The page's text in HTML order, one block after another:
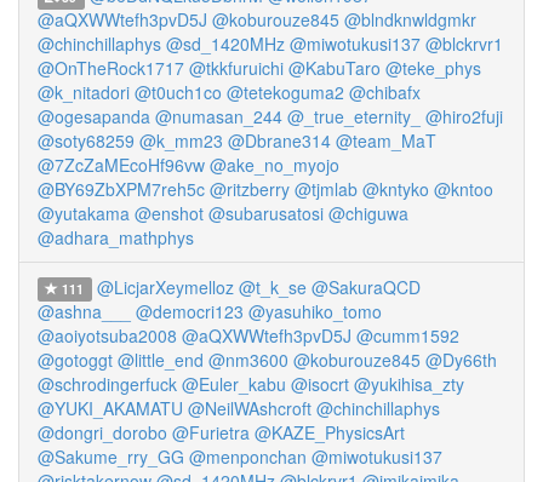
@aQXWWtefh3pvD5J @koburouze845 @blndknwldgmkr
@chinchillaphys @sd_1420MHz @miwotukusi137 @blckrvr1
@OnTheRock1717 @tkkfuruichi @KabuTaro @teke_phys
@k_nitadori @t0uch1co @tetekoguma2 @chibafx
@ogesapanda @numasan_244 @_true_eternity_ @hiro2fuji
@soty68259 @k_mm23 @Dbrane314 @team_MaT
@7ZcZaMEcoHf96vw @ake_no_myojo
@BY69ZbXPM7reh5c @ritzberry @tjmlab @kntyko @kntoo
@yutakama @enshot @subarusatosi @chiguwa
@adhara_mathphys
111 @LicjarXeymelloz @t_k_se @SakuraQCD
@ashna___
@democri123 @yasuhiko_tomo
@aoiyotsuba2008 @aQXWWtefh3pvD5J @cumm1592
@gotoggt @little_end @nm3600 @koburouze845 @Dy66th
@schrodingerfuck @Euler_kabu @isocrt @yukihisa_zty
@YUKI_AKAMATU @NeilWAshcroft @chinchillaphys
@dongri_dorobo @Furietra @KAZE_PhysicsArt
@Sakume_rry_GG @menponchan @miwotukusi137